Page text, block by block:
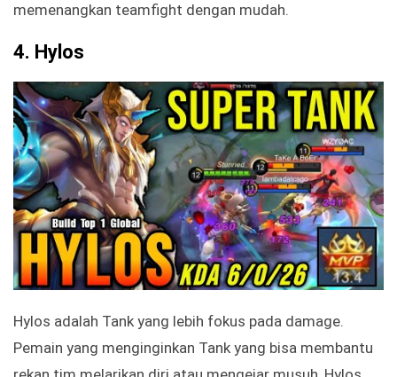
memenangkan teamfight dengan mudah.
4. Hylos
Hylos adalah Tank yang lebih fokus pada damage.
Pemain yang menginginkan Tank yang bisa membantu